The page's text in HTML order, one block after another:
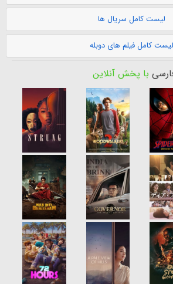
لیست کامل سریال ها
لیست کامل فیلم های دوبله
با پخش آنلاین